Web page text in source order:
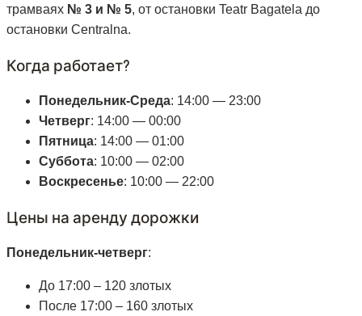
трамваях № 3 и № 5, от остановки Teatr Bagatela до
остановки Centralna.
Когда работает?
Понедельник-Среда: 14:00 — 23:00
Четверг: 14:00 — 00:00
Пятница: 14:00 — 01:00
Суббота: 10:00 — 02:00
Воскресенье: 10:00 — 22:00
Цены на аренду дорожки
Понедельник-четверг:
До 17:00 – 120 злотых
После 17:00 – 160 злотых